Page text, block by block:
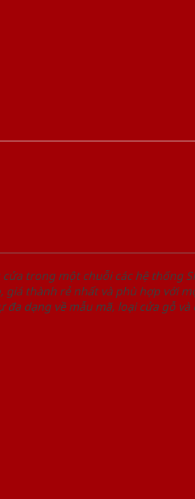
trong một chuỗi các hệ thống
thành rẻ nhất và phù hợp với
đa dạng về mẫu mã, loại cửa gỗ